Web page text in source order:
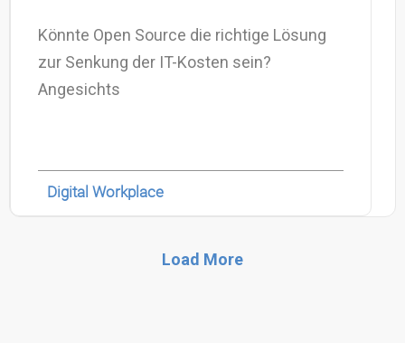
Könnte Open Source die richtige Lösung
zur Senkung der IT-Kosten sein?
Angesichts
Digital Workplace
Load More